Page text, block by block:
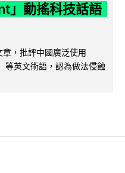
」動搖科技話語
，批評中國廣泛使用
等英文術語，認為做法侵蝕